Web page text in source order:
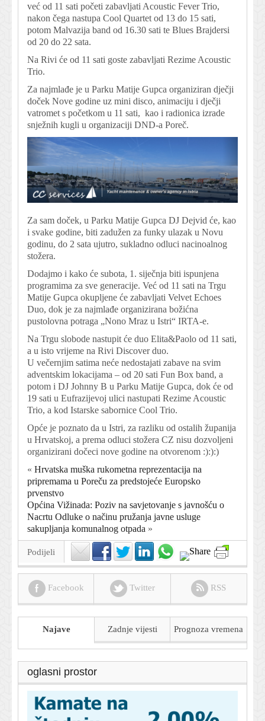
već od 11 sati početi zabavljati Acoustic Fever Trio,
nakon čega nastupa Cool Quartet od 13 do 15 sati,
potom Malvazija band od 16.30 sati te Blues Brajdersi
od 20 do 22 sata.
Na Rivi će od 11 sati goste zabavljati Rezime Acoustic
Trio.
Za najmlađe je u Parku Matije Gupca organiziran dječji
doček Nove godine uz mini disco, animaciju i dječji
vatromet s početkom u 11 sati, kao i radionica izrade
snježnih kugli u organizaciji DND-a Poreč.
Za sam doček, u Parku Matije Gupca DJ Dejvid će, kao
i svake godine, biti zadužen za funky ulazak u Novu
godinu, do 2 sata ujutro, sukladno odluci nacinoalnog
stožera.
Dodajmo i kako će subota, 1. siječnja biti ispunjena
programima za sve generacije. Već od 11 sati na Trgu
Matije Gupca okupljene će zabavljati Velvet Echoes
Duo, dok je za najmlađe organizirana božićna
pustolovna potraga „Nono Mraz u Istri“ IRTA-e.
Na Trgu slobode nastupit će duo Elita&Paolo od 11 sati,
a u isto vrijeme na Rivi Discover duo.
U večernjim satima neće nedostajati zabave na svim
adventskim lokacijama – od 20 sati Fun Box band, a
potom i DJ Johnny B u Parku Matije Gupca, dok će od
19 sati u Eufrazijevoj ulici nastupati Rezime Acoustic
Trio, a kod Istarske sabornice Cool Trio.
Opće je poznato da u Istri, za razliku od ostalih županija
u Hrvatskoj, a prema odluci stožera CZ nisu dozvoljeni
organizirani dočeci nove godine na otvorenom :):):)
« Hrvatska muška rukometna reprezentacija na
pripremama u Poreču za predstojeće Europsko
prvenstvo
Općina Vižinada: Poziv na savjetovanje s javnošću o
Nacrtu Odluke o načinu pružanja javne usluge
sakupljanja komunalnog otpada »
Podijeli
Facebook Twitter RSS
Najave Zadnje vijesti Prognoza vremena
oglasni prostor